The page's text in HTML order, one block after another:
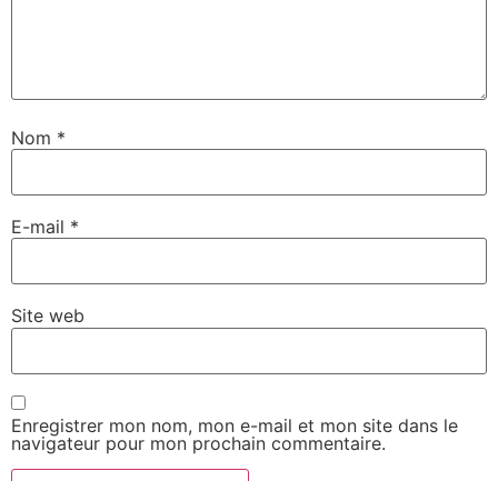
Nom *
E-mail *
Site web
Enregistrer mon nom, mon e-mail et mon site dans le
navigateur pour mon prochain commentaire.